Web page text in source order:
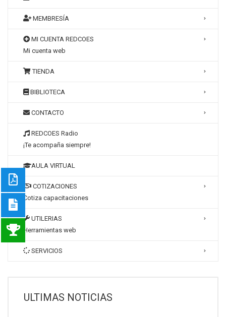
MEMBRESÍA
MI CUENTA REDCOES
Mi cuenta web
TIENDA
BIBLIOTECA
CONTACTO
REDCOES Radio
¡Te acompaña siempre!
AULA VIRTUAL
COTIZACIONES
Cotiza capacitaciones
UTILERIAS
Herramientas web
SERVICIOS
ULTIMAS NOTICIAS